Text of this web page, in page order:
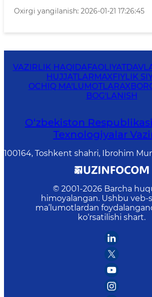
Oxirgi yangilanish: 2026-01-21 17:26:45
VAZIRLIK HAQIDAFAOLIYAT
HUJJATLARMAXFIYLIK
OCHIQ MA'LUMOTLAR
BOG'LANISH
O‘zbekiston
Texnologiyalar
100164, Toshkent shahri, Ibrohim
© 2001-2026 Barcha
himoyalangan. Ushbu veb-
ma’lumotlardan
ko‘rsatilishi shart.